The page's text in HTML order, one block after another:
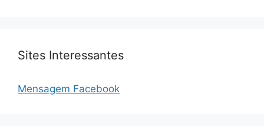
Sites Interessantes
Mensagem Facebook